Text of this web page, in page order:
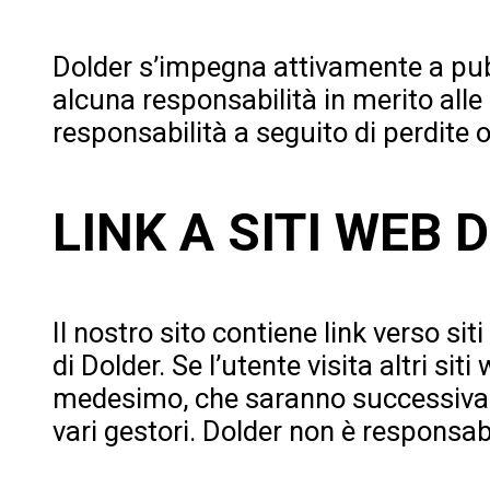
Dolder s’impegna attivamente a
alcuna responsabilità in merito
responsabilità a seguito di perdite
LINK A SITI WEB
Il nostro sito contiene link verso
di Dolder. Se l’utente visita altri
medesimo, che saranno
vari gestori. Dolder non è